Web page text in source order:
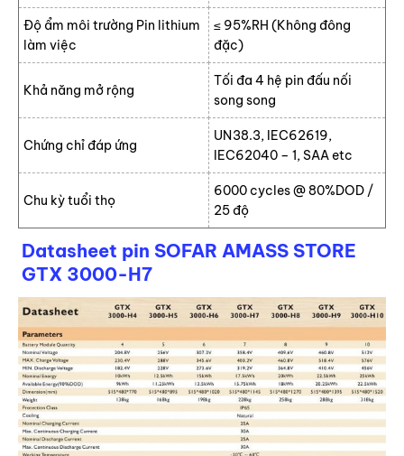
Độ ẩm môi trường Pin lithium
làm việc
≤ 95%RH (Không đông
đặc)
Khả năng mở rộng
Tối đa 4 hệ pin đấu nối
song song
Chứng chỉ đáp ứng
UN38.3, IEC62619,
IEC62040 – 1, SAA etc
Chu kỳ tuổi thọ
6000 cycles @ 80%DOD /
25 độ
Datasheet pin SOFAR AMASS STORE
GTX 3000-H7